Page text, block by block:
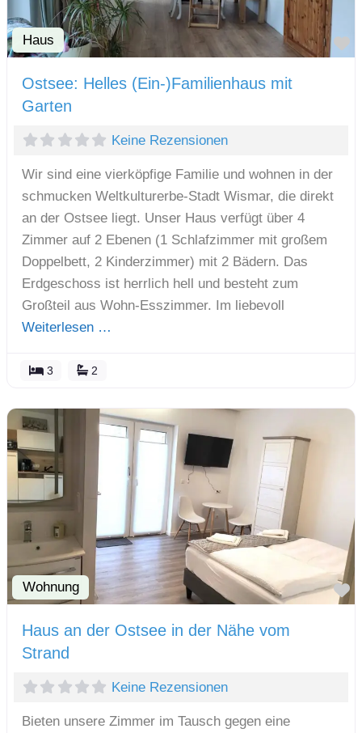
Haus
Ostsee: Helles (Ein-)Familienhaus mit
Garten
Keine Rezensionen
Wir sind eine vierköpfige Familie und wohnen in der
schmucken Weltkulturerbe-Stadt Wismar, die direkt
an der Ostsee liegt. Unser Haus verfügt über 4
Zimmer auf 2 Ebenen (1 Schlafzimmer mit großem
Doppelbett, 2 Kinderzimmer) mit 2 Bädern. Das
Erdgeschoss ist herrlich hell und besteht zum
Großteil aus Wohn-Esszimmer. Im liebevoll
Weiterlesen …
3 2
Wohnung
Haus an der Ostsee in der Nähe vom
Strand
Keine Rezensionen
Bieten unsere Zimmer im Tausch gegen eine